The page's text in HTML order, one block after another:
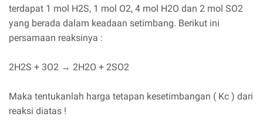
terdapat 1 mol H2S, 1 mol O2, 4 mol H2O dan 2 mol SO2
yang berada dalam keadaan setimbang. Berikut ini
persamaan reaksinya :
2H2S + 3O2 → 2H2O + 2SO2
Maka tentukanlah harga tetapan kesetimbangan ( Kc ) dari
reaksi diatas !